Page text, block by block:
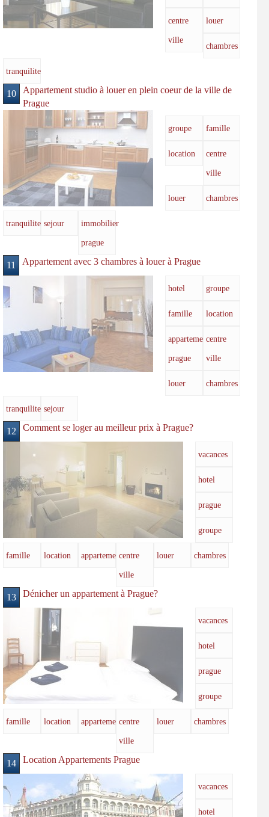
centre
ville
louer
chambres
tranquilite
10
Appartement studio à louer en plein coeur de la ville de
Prague
groupe famille
location
centre
ville
louer chambres
tranquilite sejour
immobilier
prague
11 Appartement avec 3 chambres à louer à Prague
hotel groupe
famille location
appartement
prague
centre
ville
louer chambres
tranquilite sejour
12 Comment se loger au meilleur prix à Prague?
vacances
hotel
prague
groupe
famille location appartementscentre
ville
louer chambres
13 Dénicher un appartement à Prague?
vacances
hotel
prague
groupe
famille location appartementscentre
ville
louer chambres
14 Location Appartements Prague
vacances
hotel